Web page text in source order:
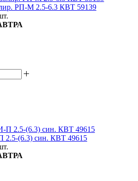
РП-М 2.5-6.3 КВТ 59139
2.5-(6.3) син. КВТ 49615